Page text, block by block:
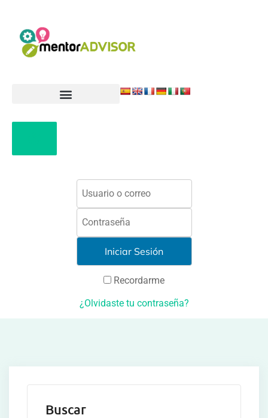
Recordarme
¿Olvidaste tu contraseña?
Buscar